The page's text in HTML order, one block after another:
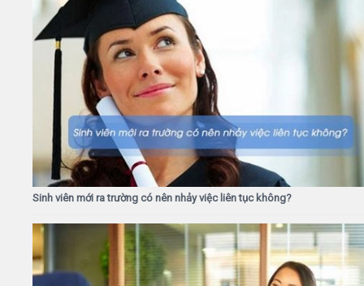
Sinh viên mới ra trường có nên nhảy việc liên tục không?